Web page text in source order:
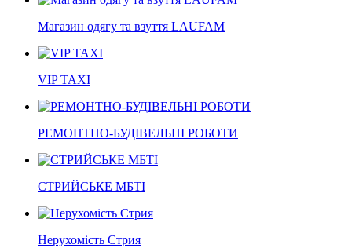
Магазин одягу та взуття LAUFAM
VIP TAXI
РЕМОНТНО-БУДІВЕЛЬНІ РОБОТИ
СТРИЙСЬКЕ МБТІ
Нерухомість Стрия